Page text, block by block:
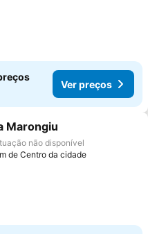
Ver preços
aos favoritos
Marongiu
não disponível
de Centro da cidade